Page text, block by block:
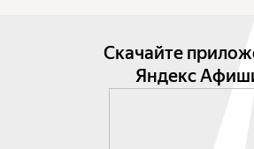
Скачайте
Яндекс